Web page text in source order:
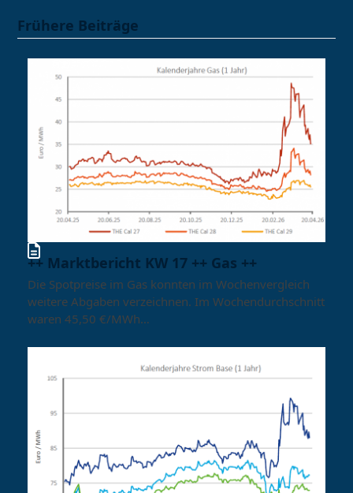
Frühere Beiträge
++ Marktbericht KW 17 ++ Gas ++
Die Spotpreise im Gas konnten im Wochenvergleich
weitere Abgaben verzeichnen. Im Wochendurchschnitt
waren 45,50 €/MWh…